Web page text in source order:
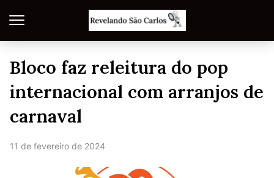
Bloco faz releitura do pop
internacional com arranjos de
carnaval
11 de fevereiro de 2024